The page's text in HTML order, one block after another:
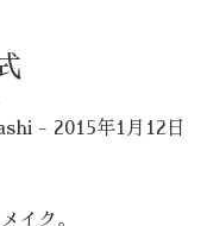
- 2015年1月12日
イク。